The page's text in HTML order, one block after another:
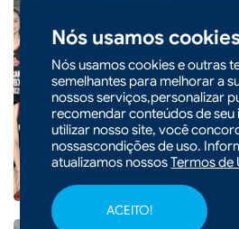
Nós usamos
Nós usamos cookies e outras
semelhantes para melhorar a
nossos serviços,personalizar
recomendar conteúdos de seu
utilizar nosso site, você
nossascondições de uso.
atualizamos nossosTermos de
ACEITO!
CIDADES
Quatro
Seleção